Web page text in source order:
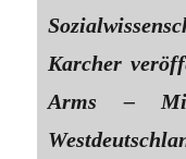
Karcher
Arms –